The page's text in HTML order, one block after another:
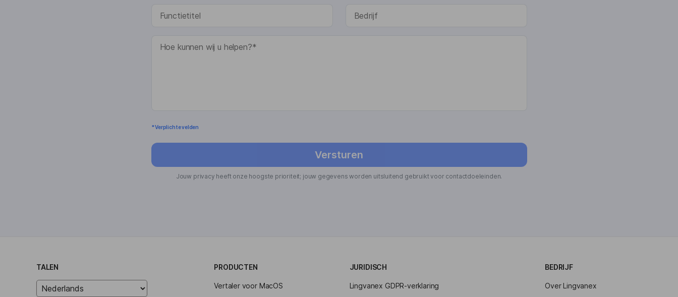
* Verplichte velden
Versturen
Jouw privacy heeft onze hoogste prioriteit; jouw gegevens worden uitsluitend gebruikt voor contactdoeleinden.
TALEN PRODUCTEN
Vertaler voor MacOS
JURIDISCH
Lingvanex GDPR-verklaring
BEDRIJF
Over Lingvanex